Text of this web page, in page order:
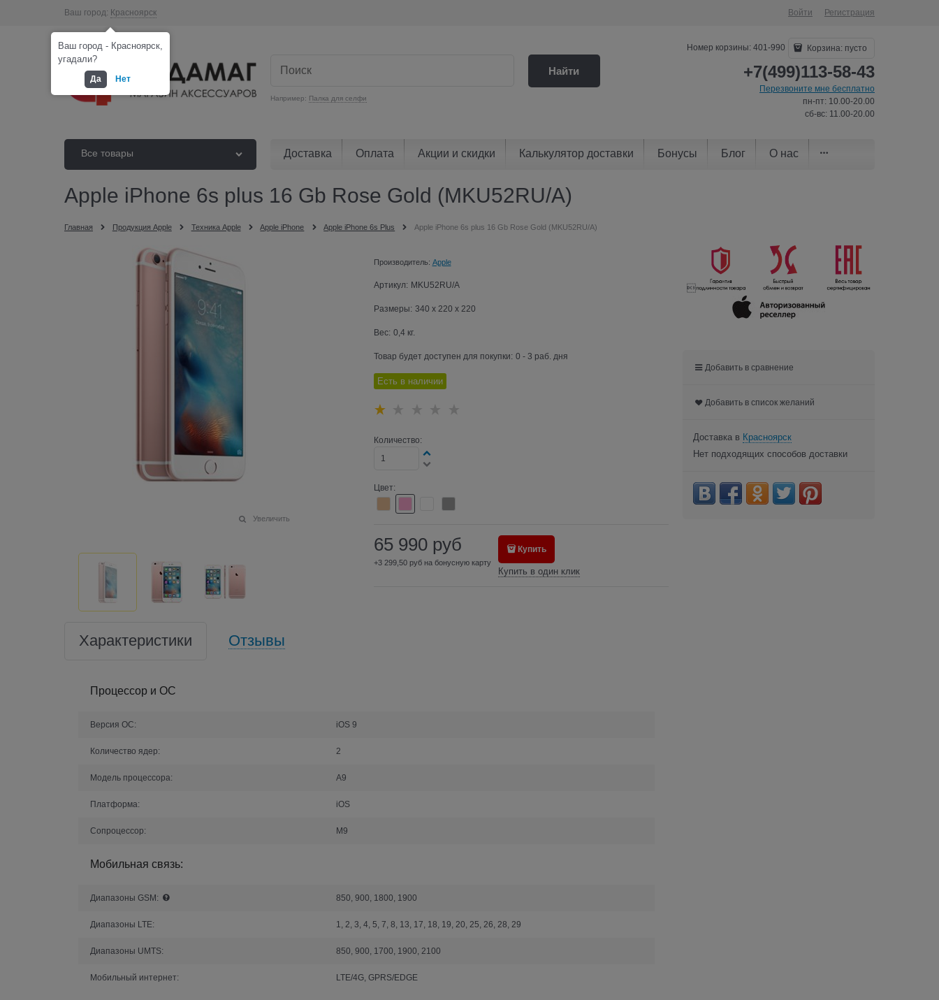
Ваш город: Красноярск Войти Регистрация
Например: Палка для селфи
Найти
Номер корзины: 401-990 Корзина: пусто
+7(499)113-58-43
Перезвоните мне бесплатно
пн-пт: 10.00-20.00
сб-вс: 11.00-20.00
Все товары Доставка Оплата Акции и скидки Калькулятор доставки Бонусы Блог О нас
Apple iPhone 6s plus 16 Gb Rose Gold (MKU52RU/A)
Главная Продукция Apple Техника Apple Apple iPhone Apple iPhone 6s Plus Apple iPhone 6s plus 16 Gb Rose Gold (MKU52RU/A)
Увеличить
Производитель: Apple
Артикул: MKU52RU/A
Размеры: 340 x 220 x 220
Вес: 0,4кг.
Товар будет доступен для покупки: 0 - 3 раб. дня
Есть в наличии
Количество:
Цвет:
65 990 руб
+3 299,50 руб на бонусную карту
Купить
Купить в один клик
Характеристики Отзывы
Процессор и ОС
Версия ОС: iOS 9
Количество ядер: 2
Модель процессора: A9
Платформа: iOS
Сопроцессор: М9
Мобильная связь:
Диапазоны GSM: 850, 900, 1800, 1900
Диапазоны LTE: 1, 2, 3, 4, 5, 7, 8, 13, 17, 18, 19, 20, 25, 26, 28, 29
Диапазоны UMTS: 850, 900, 1700, 1900, 2100
Мобильный интернет: LTE/4G, GPRS/EDGE

Добавить в сравнение
Добавить в список желаний
Доставка в Красноярск
Нет подходящих способов доставки
Ваш город - Красноярск,
угадали?
Да Нет